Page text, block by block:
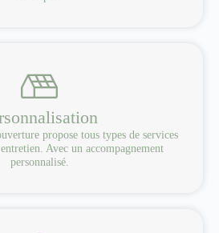
propose tous types de services
Avec un accompagnement
personnalisé.